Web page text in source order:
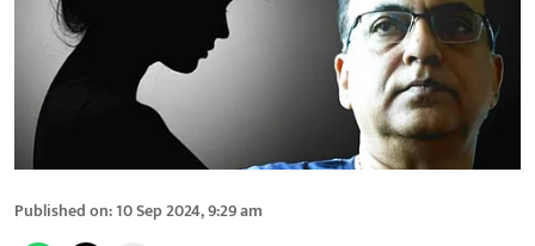
Published on:10 Sep 2024, 9:29 am